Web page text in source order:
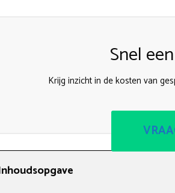
Snel
Krijg inzicht in de kosten van